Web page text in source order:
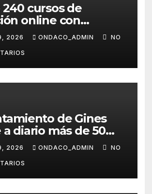
240 cursos de
online con
oficial,
desde
a través del
Aula Mentor en
2026 ONDACO_ADMIN NO
de Gines
diario más de 50
de bolsas para
de desechos de
2026 ONDACO_ADMIN NO